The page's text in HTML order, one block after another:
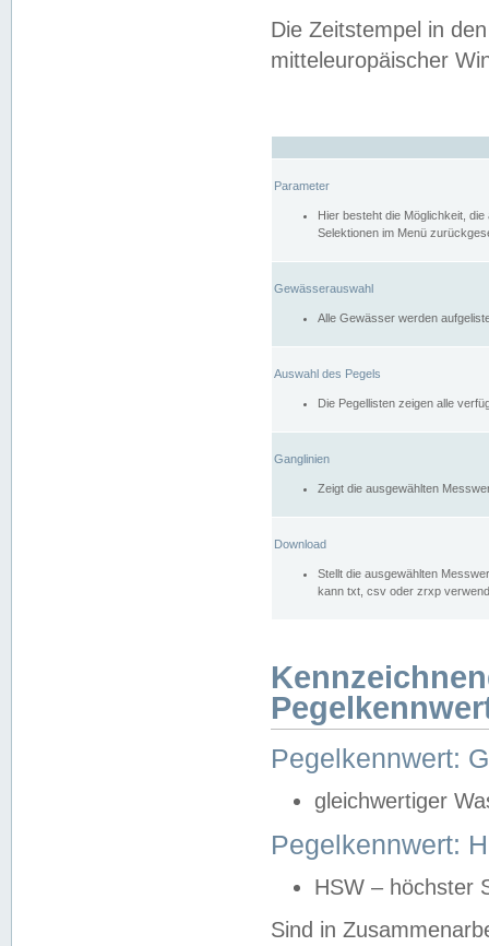
Die Zeitstempel in
mitteleuropäischer
Parameter
Hier besteht die Möglichkeit,
Selektionen im Menü
Gewässerauswahl
Alle Gewässer werden
Auswahl des Pegels
Die Pegellisten zeigen alle
Ganglinien
Zeigt die ausgewählten
Download
Stellt die ausgewählten
kann txt, csv oder zrxp
Pegelkennwert:
gleichwertiger
Pegelkennwert:
HSW – höchster
Sind in